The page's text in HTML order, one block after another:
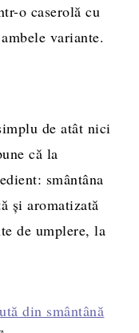
o caserolă cu
variante.
de atât nici
că la
smântâna
și aromatizată
de umplere, la
din smântână